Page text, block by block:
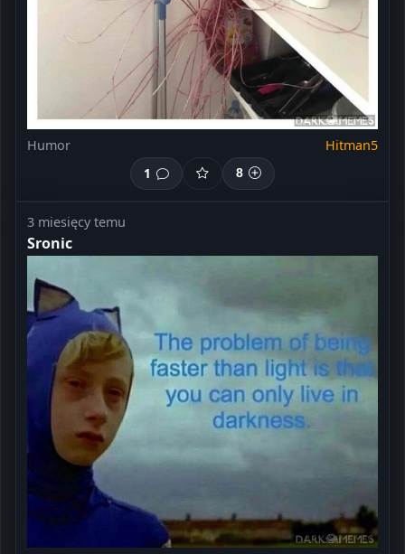
Humor
Hitman5
1
8
3 miesięcy temu
Sronic